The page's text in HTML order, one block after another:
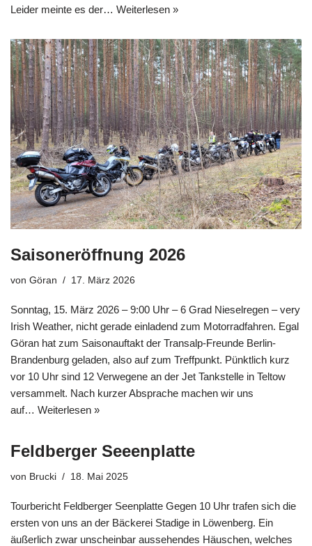
Leider meinte es der… Weiterlesen »
Saisoneröffnung 2026
von Göran 17. März 2026
Sonntag, 15. März 2026 – 9:00 Uhr – 6 Grad Nieselregen – very
Irish Weather, nicht gerade einladend zum Motorradfahren. Egal
Göran hat zum Saisonauftakt der Transalp-Freunde Berlin-
Brandenburg geladen, also auf zum Treffpunkt. Pünktlich kurz
vor 10 Uhr sind 12 Verwegene an der Jet Tankstelle in Teltow
versammelt. Nach kurzer Absprache machen wir uns
auf… Weiterlesen »
Feldberger Seeenplatte
von Brucki 18. Mai 2025
Tourbericht Feldberger Seenplatte Gegen 10 Uhr trafen sich die
ersten von uns an der Bäckerei Stadige in Löwenberg. Ein
äußerlich zwar unscheinbar aussehendes Häuschen, welches